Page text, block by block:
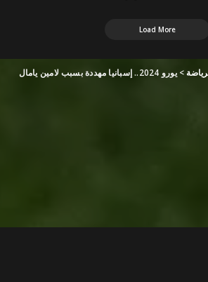
Load More
>يورو 2024.. إسبانيا مهددة بسبب لامين يامال